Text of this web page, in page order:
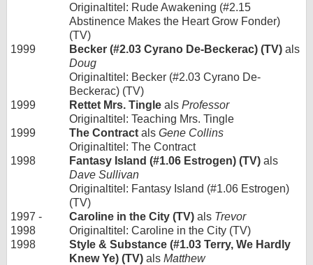
Originaltitel: Rude Awakening (#2.15
Abstinence Makes the Heart Grow Fonder)
(TV)
1999
Becker (#2.03 Cyrano De-Beckerac) (TV) als
Doug
Originaltitel: Becker (#2.03 Cyrano De-
Beckerac) (TV)
1999
Rettet Mrs. Tingle als Professor
Originaltitel: Teaching Mrs. Tingle
1999
The Contract als Gene Collins
Originaltitel: The Contract
1998
Fantasy Island (#1.06 Estrogen) (TV) als
Dave Sullivan
Originaltitel: Fantasy Island (#1.06 Estrogen)
(TV)
1997 -
1998
Caroline in the City (TV) als Trevor
Originaltitel: Caroline in the City (TV)
1998
Style & Substance (#1.03 Terry, We Hardly
Knew Ye) (TV) als Matthew